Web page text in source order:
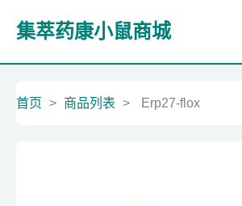
集萃药康小鼠商城
首页 > 商品列表 > Erp27-flox